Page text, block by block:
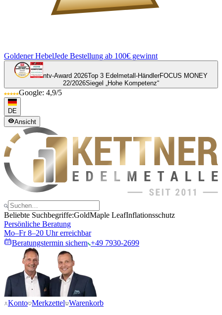
Goldener HebelJede Bestellung ab 100€ gewinnt
ntv-Award 2026Top 3 Edelmetall-HändlerFOCUS MONEY
22/2026Siegel „Hohe Kompetenz“
Google: 4,9/5
DE
Ansicht
Beliebte Suchbegriffe:GoldMaple LeafInflationsschutz
Persönliche Beratung
Mo–Fr 8–20 Uhr erreichbar
Beratungstermin sichern +49 7930-2699
Konto Merkzettel Warenkorb